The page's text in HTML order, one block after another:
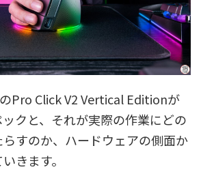
Pro Click V2 Vertical Editionが
クと、それが実際の作業にどの
すのか、ハードウェアの側面か
きます。